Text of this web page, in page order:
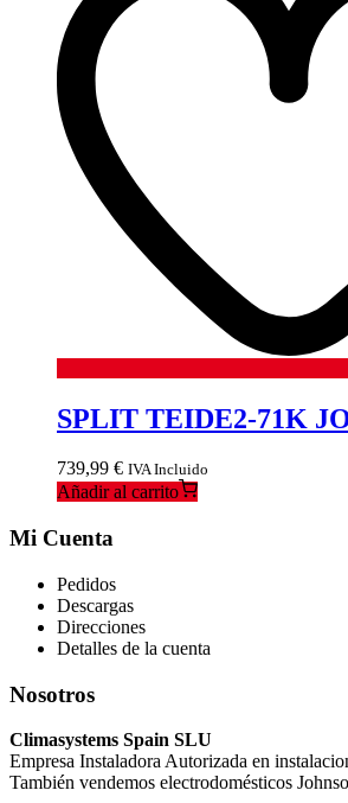
SPLIT TEIDE2-71K
739,99 € IVA Incluido
Añadir al carrito
Mi Cuenta
Pedidos
Descargas
Direcciones
Detalles de la cuenta
Nosotros
Climasystems Spain SLU
Empresa Instaladora Autorizada en
También vendemos electrodomésticos